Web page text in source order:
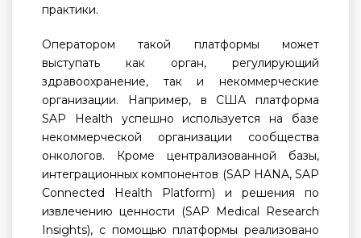
практики.
Оператором такой платформы может
выступать как орган, регулирующий
здравоохранение, так и некоммерческие
организации. Например, в США платформа
SAP Health успешно используется на базе
некоммерческой организации сообщества
онкологов. Кроме централизованной базы,
интеграционных компонентов (SAP HANA, SAP
Connected Health Platform) и решения по
извлечению ценности (SAP Medical Research
Insights), с помощью платформы реализовано